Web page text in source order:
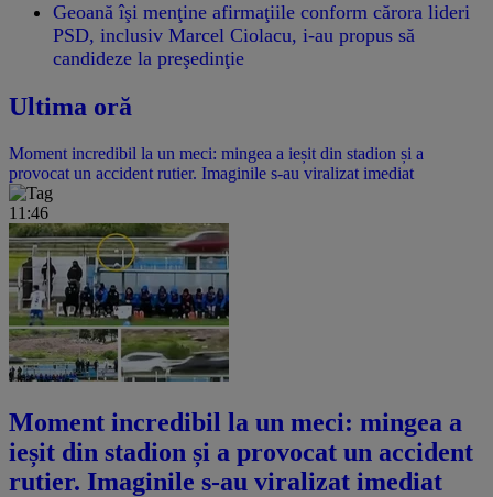
Geoană îşi menţine afirmaţiile conform cărora lideri
PSD, inclusiv Marcel Ciolacu, i-au propus să
candideze la preşedinţie
Ultima oră
Moment incredibil la un meci: mingea a ieșit din stadion și a
provocat un accident rutier. Imaginile s-au viralizat imediat
11:46
Moment incredibil la un meci: mingea a
ieșit din stadion și a provocat un accident
rutier. Imaginile s-au viralizat imediat